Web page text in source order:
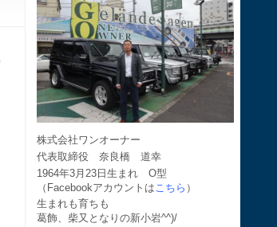
株式会社ワンオーナー
代表取締役 奈良橋 道幸
1964年3月23日生まれ O型
（Facebookアカウントは こちら ）
生まれも育ちも
葛飾、柴又となりの新小岩^^)/